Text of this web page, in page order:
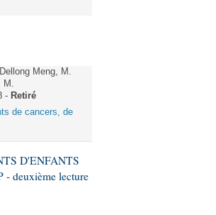
Meng, M.
M.
- Retiré
de cancers, de
D'ENFANTS
deuxième lecture